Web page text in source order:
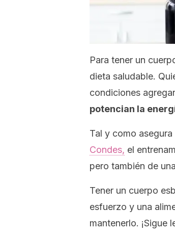
Para tener un
dieta saludable.
condiciones
potencian la
Tal y como
Condes, el
pero también de
Tener un cuerpo
esfuerzo y una
mantenerlo. ¡Sigue